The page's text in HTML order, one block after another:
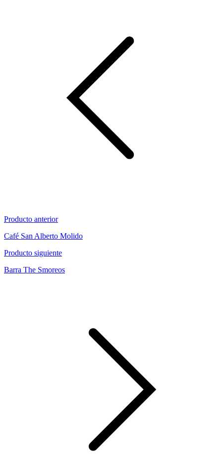
Producto anterior
Café San Alberto Molido
Producto siguiente
Barra The Smoreos